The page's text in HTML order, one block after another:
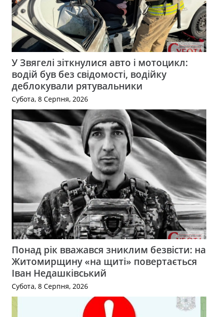
У Звягелі зіткнулися авто і мотоцикл:
водій був без свідомості, водійку
деблокували рятувальники
Субота, 8 Серпня, 2026
Понад рік вважався зниклим безвісти: на
Житомирщину «на щиті» повертається
Іван Недашківський
Субота, 8 Серпня, 2026